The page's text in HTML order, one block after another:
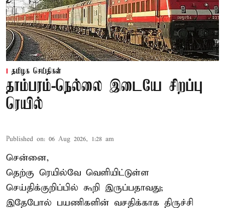
தமிழக செய்திகள்
தாம்பரம்-நெல்லை இடையே சிறப்பு
ரெயில்
Published on: 06 Aug 2026, 1:28 am
சென்னை,
தெற்கு ரெயில்வே வெளியிட்டுள்ள
செய்திக்குறிப்பில் கூறி இருப்பதாவது;
இதேபோல் பயணிகளின் வசதிக்காக திருச்சி